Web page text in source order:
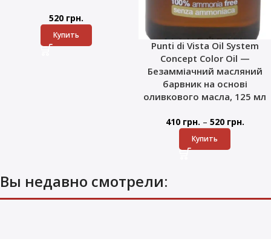
520 грн.
Купить
Punti di Vista Oil System
Concept Color Oil —
Безамміачний масляний
барвник на основі
оливкового масла, 125 мл
410 грн. – 520 грн.
Купить
Вы недавно смотрели: